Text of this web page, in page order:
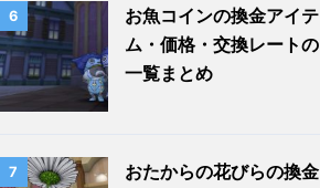
6
お魚コインの換金アイテ
ム・価格・交換レートの
一覧まとめ
7
おたからの花びらの換金